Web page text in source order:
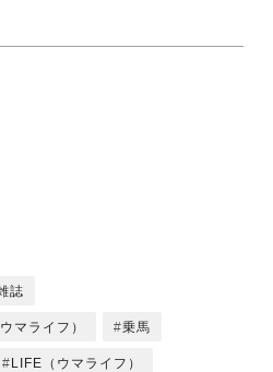
う旅 水戸農業高
さんのチャレンジ応援企
ライダー林忠義と馬がつな
馬術選手 原田喜一の挑戦
馬たち 本当にありがとう
が集う乗馬クラブ
誌
マライフ） 乗馬
LIFE（ウマライフ）